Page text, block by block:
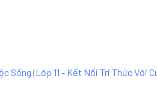
Sống (Lớp 11 - Kết Nối Tri Thức Với